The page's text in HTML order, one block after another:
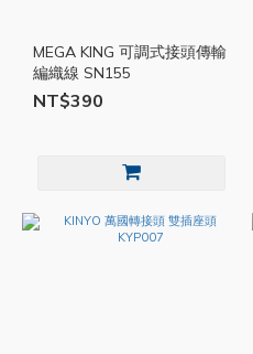
MEGA KING 可調式接頭傳輸
編織線 SN155
NT$390